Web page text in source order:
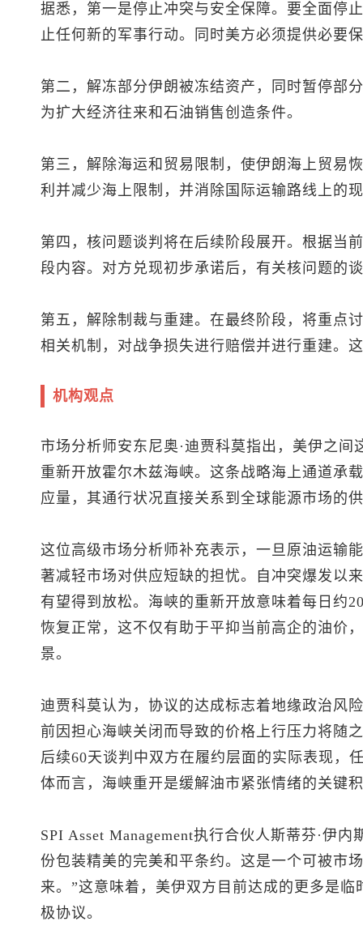
据悉，第一是停止冲突与安全保障。要全面停
止任何新的军事行动。同时美方必须提供必要
第二，解冻部分伊朗被冻结资产，同时暂停部
为扩大经济往来和石油销售创造条件。
第三，解除海运和贸易限制，使伊朗海上贸易
利并减少海上限制，并消除国际运输路线上的
第四，核问题谈判将在后续阶段展开。根据当
段内容。对方兑现初步承诺后，有关核问题的
第五，解除制裁与重建。在最终阶段，将重点
相关机制，对战争损失进行赔偿并进行重建。
机构观点
市场分析师安东尼奥·迪贾科莫指出，美伊之
重新开放霍尔木兹海峡。这条战略海上通道承
应量，其通行状况直接关系到全球能源市场的
这位高级市场分析师补充表示，一旦原油运输
著减轻市场对供应短缺的担忧。自冲突爆发以
有望得到放松。海峡的重新开放意味着每日约
恢复正常，这不仅有助于平抑当前高企的油价
景。
迪贾科莫认为，协议的达成标志着地缘政治风
前因担心海峡关闭而导致的价格上行压力将随
后续60天谈判中双方在履约层面的实际表现，
体而言，海峡重开是缓解油市紧张情绪的关键
SPI Asset Management执行合伙人斯蒂芬·伊
份包装精美的完美和平条约。这是一个可被市
来。”这意味着，美伊双方目前达成的更多是
极协议。